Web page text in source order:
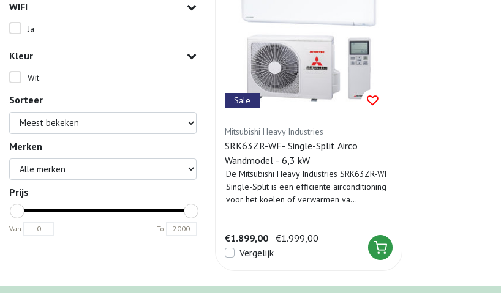
WIFI
Ja
Kleur
Wit
Sorteer
Merken
Prijs
Van To
Sale
Mitsubishi Heavy Industries
SRK63ZR-WF- Single-Split Airco
Wandmodel - 6,3 kW
De Mitsubishi Heavy Industries SRK63ZR-WF
Single-Split is een efficiënte airconditioning
voor het koelen of verwarmen va...
€1.899,00 €1.999,00
Vergelijk